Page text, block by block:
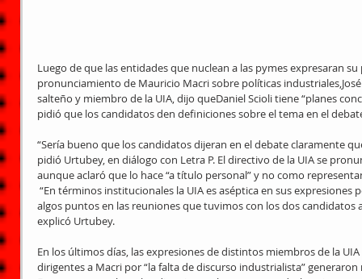
Luego de que las entidades que nuclean a las pymes expresaran
pronunciamiento de Mauricio Macri sobre políticas
salteño y miembro de la UIA, dijo queDaniel Scioli tiene “planes
pidió que los candidatos den definiciones sobre el tema en el
“Sería bueno que los candidatos dijeran en el debate claramente
pidió Urtubey, en diálogo con Letra P. El directivo de la UIA se
aunque aclaró que lo hace “a título personal” y no como
algos puntos en las reuniones que tuvimos con los dos candidatos
explicó Urtubey.
En los últimos días, las expresiones de distintos miembros de la
dirigentes a Macri por “la falta de discurso industrialista”